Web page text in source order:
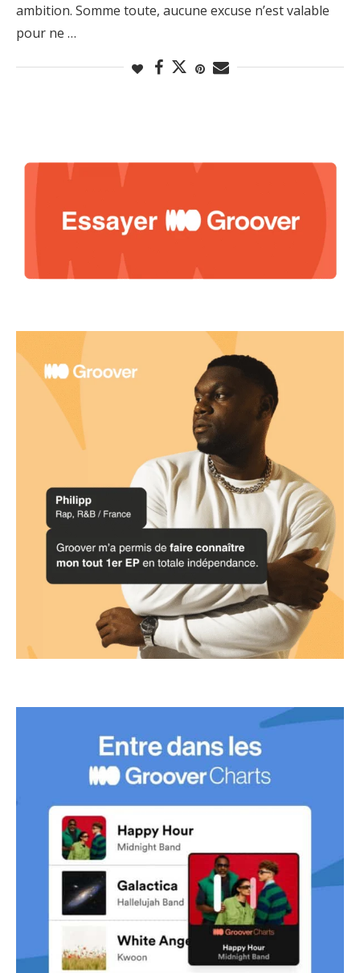
ambition. Somme toute, aucune excuse n’est valable
pour ne …